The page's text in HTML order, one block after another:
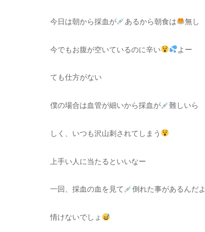
今日は朝から採血が あるから朝食は 無し
今でもお腹が空いているのに辛い よー
ても仕方がない
僕の場合は血管が細いから採血が 難しいら
しく、いつも沢山刺されてしまう
上手い人に当たるといいなー
一回、採血の血を見て 倒れた事があるんだよ
情けないでしょ